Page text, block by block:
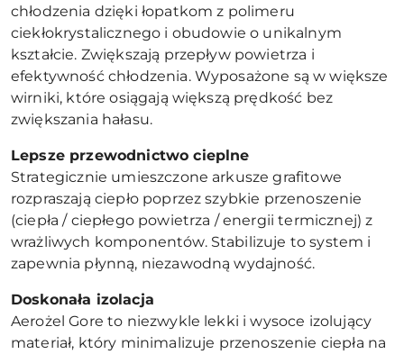
chłodzenia dzięki łopatkom z polimeru
ciekłokrystalicznego i obudowie o unikalnym
kształcie. Zwiększają przepływ powietrza i
efektywność chłodzenia. Wyposażone są w większe
wirniki, które osiągają większą prędkość bez
zwiększania hałasu.
Lepsze przewodnictwo cieplne
Strategicznie umieszczone arkusze grafitowe
rozpraszają ciepło poprzez szybkie przenoszenie
(ciepła / ciepłego powietrza / energii termicznej) z
wrażliwych komponentów. Stabilizuje to system i
zapewnia płynną, niezawodną wydajność.
Doskonała izolacja
Aerożel Gore to niezwykle lekki i wysoce izolujący
materiał, który minimalizuje przenoszenie ciepła na